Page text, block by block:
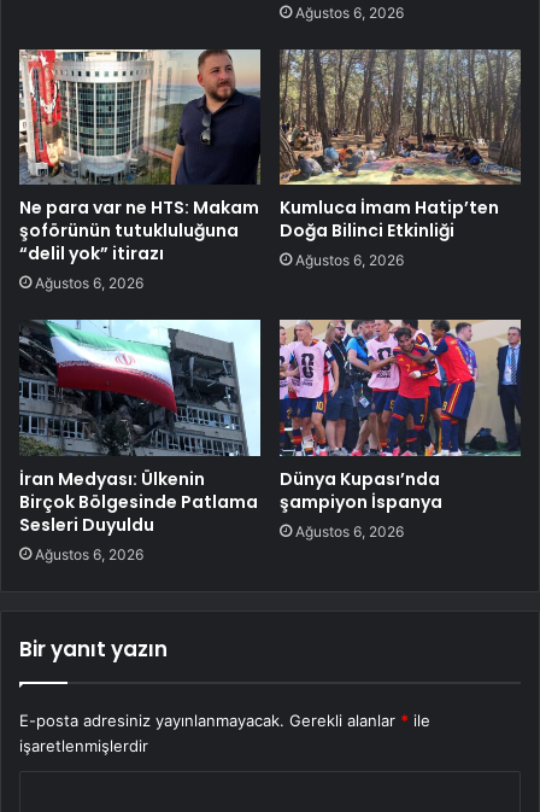
Ağustos 6, 2026
Ne para var ne HTS: Makam
şoförünün tutukluluğuna
“delil yok” itirazı
Ağustos 6, 2026
Kumluca İmam Hatip’ten
Doğa Bilinci Etkinliği
Ağustos 6, 2026
İran Medyası: Ülkenin
Birçok Bölgesinde Patlama
Sesleri Duyuldu
Ağustos 6, 2026
Dünya Kupası’nda
şampiyon İspanya
Ağustos 6, 2026
Bir yanıt yazın
E-posta adresiniz yayınlanmayacak. Gerekli alanlar * ile
işaretlenmişlerdir